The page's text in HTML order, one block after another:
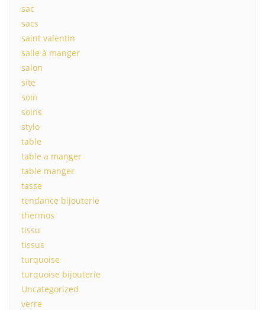
sac
sacs
saint valentin
salle à manger
salon
site
soin
soins
stylo
table
table a manger
table manger
tasse
tendance bijouterie
thermos
tissu
tissus
turquoise
turquoise bijouterie
Uncategorized
verre